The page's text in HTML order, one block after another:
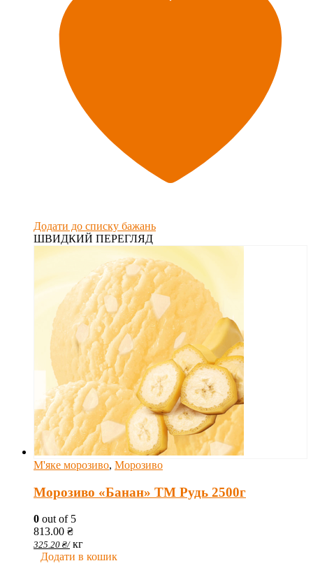
Додати до списку бажань
ШВИДКИЙ ПЕРЕГЛЯД
М'яке морозиво, Морозиво
Морозиво «Банан» ТМ Рудь 2500г
0 out of 5
813.00 ₴
325.20 ₴/ кг
Додати в кошик